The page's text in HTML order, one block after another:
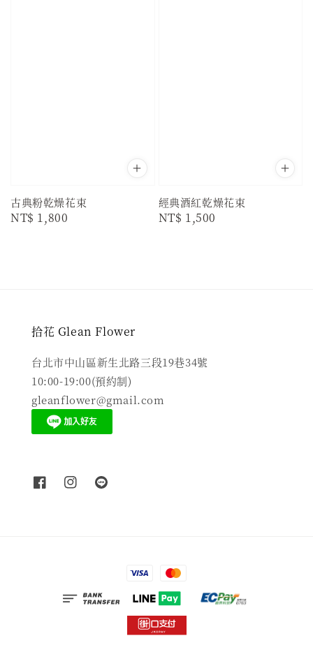
古典粉乾燥花束
Regular
NT$ 1,800
經典酒紅乾燥花束
Regular
NT$ 1,500
拾花 Glean Flower
台北市中山區新生北路三段19巷34號
10:00-19:00(預約制)
gleanflower@gmail.com